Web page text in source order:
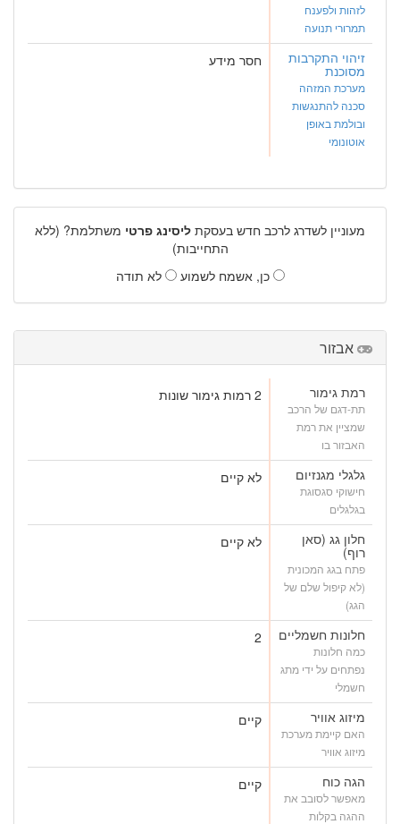
לזהות ולפענח
תמרורי תנועה
זיהוי התקרבות
מסוכנת
מערכת המזהה
סכנה להתנגשות
ובולמת באופן
אוטונומי
חסר מידע
מעוניין לשדרג לרכב חדש בעסקת ליסינג פרטי משתלמת? (ללא
התחייבות)
כן, אשמח לשמוע
לא תודה
אבזור
רמת גימור
תת-דגם של הרכב
שמציין את רמת
האבזור בו
2 רמות גימור שונות
גלגלי מגנזיום
חישוקי סגסוגת
בגלגלים
לא קיים
חלון גג (סאן
רוף)
פתח בגג המכונית
(לא קיפול שלם של
הגג)
לא קיים
חלונות חשמליים
כמה חלונות
נפתחים על ידי מתג
חשמלי
2
מיזוג אוויר
האם קיימת מערכת
מיזוג אוויר
קיים
הגה כוח
מאפשר לסובב את
ההגה בקלות
קיים